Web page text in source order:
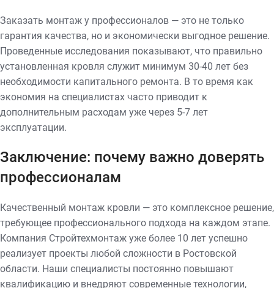
Заказать монтаж у профессионалов — это не только
гарантия качества, но и экономически выгодное решение.
Проведенные исследования показывают, что правильно
установленная кровля служит минимум 30-40 лет без
необходимости капитального ремонта. В то время как
экономия на специалистах часто приводит к
дополнительным расходам уже через 5-7 лет
эксплуатации.
Заключение: почему важно доверять
профессионалам
Качественный монтаж кровли — это комплексное решение,
требующее профессионального подхода на каждом этапе.
Компания Стройтехмонтаж уже более 10 лет успешно
реализует проекты любой сложности в Ростовской
области. Наши специалисты постоянно повышают
квалификацию и внедряют современные технологии,